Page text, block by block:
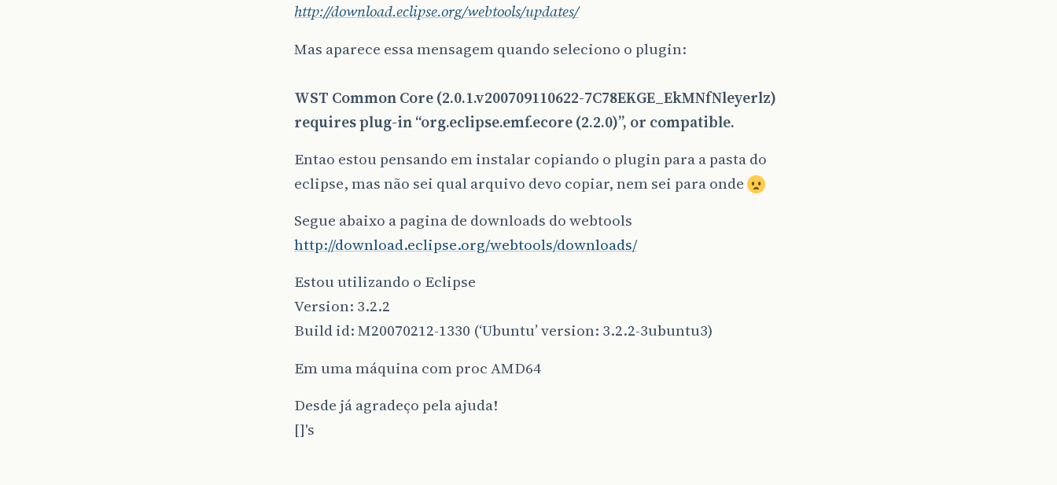
http://download.eclipse.org/webtools/updates/
Mas aparece essa mensagem quando seleciono o plugin:
WST Common Core (2.0.1.v200709110622-7C78EKGE_EkMNfNleyerlz)
requires plug-in “org.eclipse.emf.ecore (2.2.0)”, or compatible.
Entao estou pensando em instalar copiando o plugin para a pasta do
eclipse, mas não sei qual arquivo devo copiar, nem sei para onde
Segue abaixo a pagina de downloads do webtools
http://download.eclipse.org/webtools/downloads/
Estou utilizando o Eclipse
Version: 3.2.2
Build id: M20070212-1330 (‘Ubuntu’ version: 3.2.2-3ubuntu3)
Em uma máquina com proc AMD64
Desde já agradeço pela ajuda!
[]'s